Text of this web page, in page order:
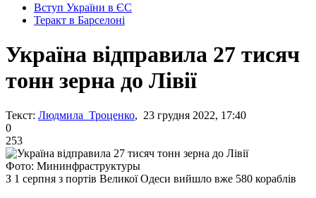
Вступ України в ЄС
Теракт в Барселоні
Україна відправила 27 тисяч
тонн зерна до Лівії
Текст: Людмила Троценко, 23 грудня 2022, 17:40
0
253
Фото: Мининфраструктуры
З 1 серпня з портів Великої Одеси вийшло вже 580 кораблів